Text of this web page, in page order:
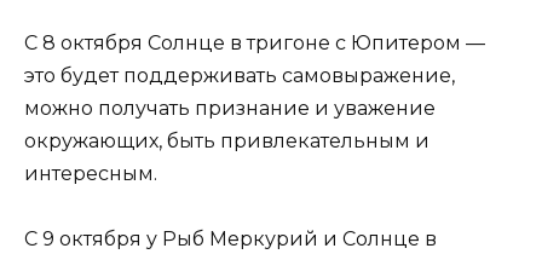
С 8 октября Солнце в тригоне с Юпитером —
это будет поддерживать самовыражение,
можно получать признание и уважение
окружающих, быть привлекательным и
интересным.
С 9 октября у Рыб Меркурий и Солнце в